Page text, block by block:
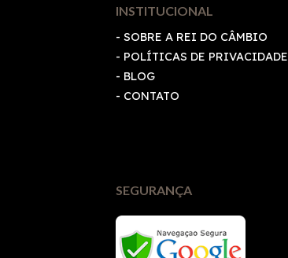
INSTITUCIONAL
- SOBRE A REI DO CÂMBIO
- POLÍTICAS DE PRIVACIDADE
- BLOG
- CONTATO
SEGURANÇA